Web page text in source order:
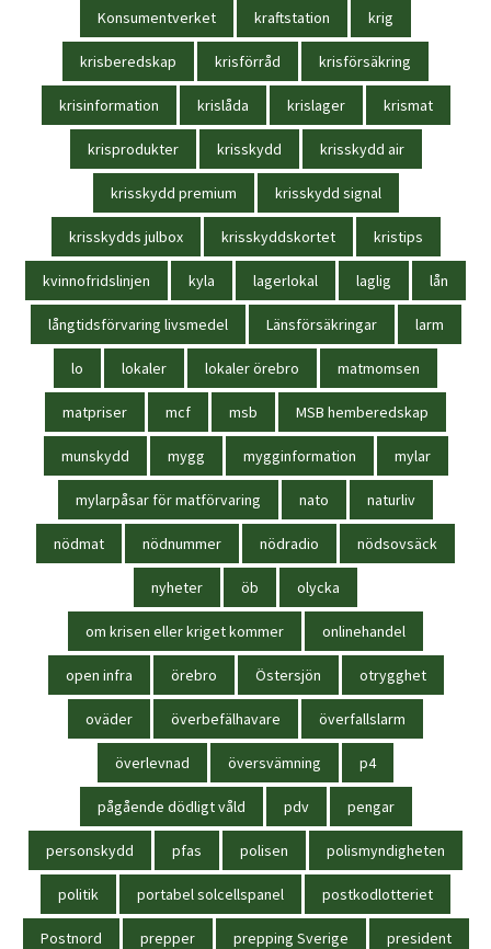
Konsumentverket kraftstation krig
krisberedskap krisförråd krisförsäkring
krisinformation krislåda krislager krismat
krisprodukter krisskydd krisskydd air
krisskydd premium krisskydd signal
krisskydds julbox krisskyddskortet kristips
kvinnofridslinjen kyla lagerlokal laglig lån
långtidsförvaring livsmedel Länsförsäkringar larm
lo lokaler lokaler örebro matmomsen
matpriser mcf msb MSB hemberedskap
munskydd mygg mygginformation mylar
mylarpåsar för matförvaring nato naturliv
nödmat nödnummer nödradio nödsovsäck
nyheter öb olycka
om krisen eller kriget kommer onlinehandel
open infra örebro Östersjön otrygghet
oväder överbefälhavare överfallslarm
överlevnad översvämning p4
pågående dödligt våld pdv pengar
personskydd pfas polisen polismyndigheten
politik portabel solcellspanel postkodlotteriet
Postnord prepper prepping Sverige president